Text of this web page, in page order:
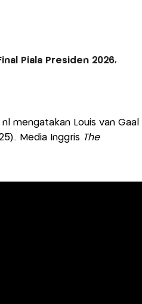
Piala Presiden 2026,
mengatakan Louis van Gaal
Media Inggris The